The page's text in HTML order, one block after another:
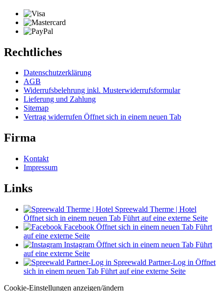
Rechtliches
Datenschutzerklärung
AGB
Widerrufsbelehrung inkl. Musterwiderrufsformular
Lieferung und Zahlung
Sitemap
Vertrag widerrufen Öffnet sich in einem neuen Tab
Firma
Kontakt
Impressum
Links
Spreewald Therme | Hotel
Öffnet sich in einem neuen Tab Führt auf eine externe Seite
Facebook Öffnet sich in einem neuen Tab Führt
auf eine externe Seite
Instagram Öffnet sich in einem neuen Tab Führt
auf eine externe Seite
Spreewald Partner-Log in Öffnet
sich in einem neuen Tab Führt auf eine externe Seite
Cookie-Einstellungen anzeigen/ändern